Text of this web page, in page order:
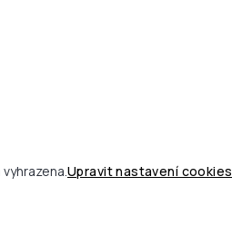
Upravit nastavení cookies